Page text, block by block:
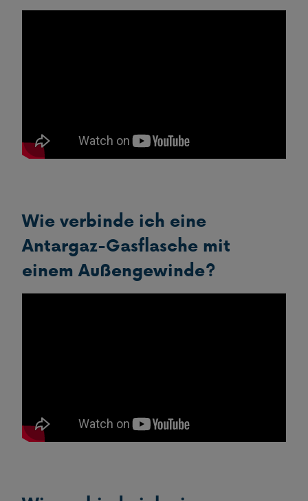
Wie verbinde ich eine
Antargaz-Gasflasche mit
einem Außengewinde?